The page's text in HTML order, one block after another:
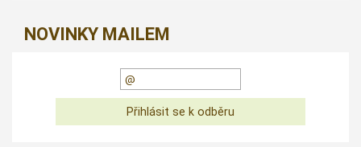
NOVINKY MAILEM